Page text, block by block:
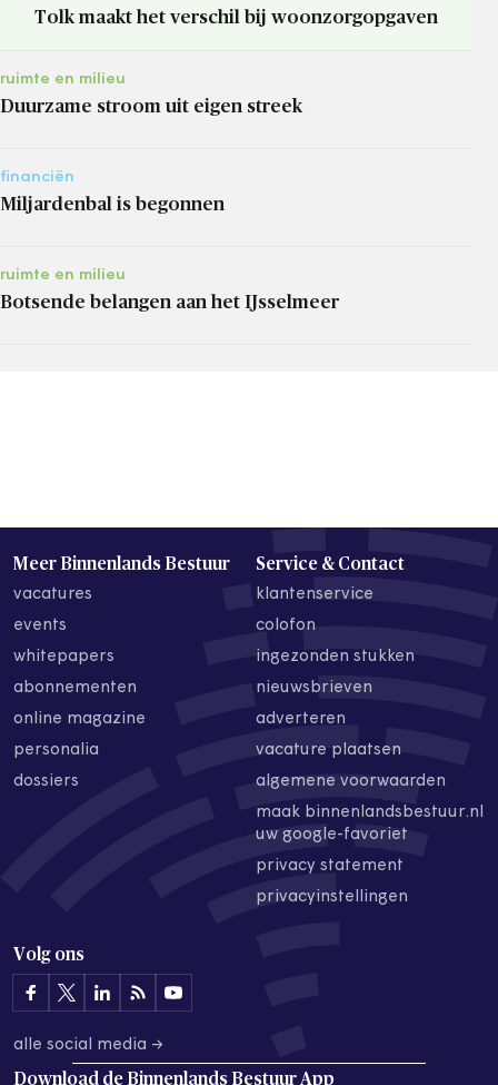
Tolk maakt het verschil bij woonzorgopgaven
ruimte en milieu
Duurzame stroom uit eigen streek
financiën
Miljardenbal is begonnen
ruimte en milieu
Botsende belangen aan het IJsselmeer
Meer Binnenlands Bestuur
vacatures
events
whitepapers
abonnementen
online magazine
personalia
dossiers
Service & Contact
klantenservice
colofon
ingezonden stukken
nieuwsbrieven
adverteren
vacature plaatsen
algemene voorwaarden
maak binnenlandsbestuur.nl
uw google-favoriet
privacy statement
privacyinstellingen
Volg ons
alle social media →
Download de Binnenlands Bestuur App